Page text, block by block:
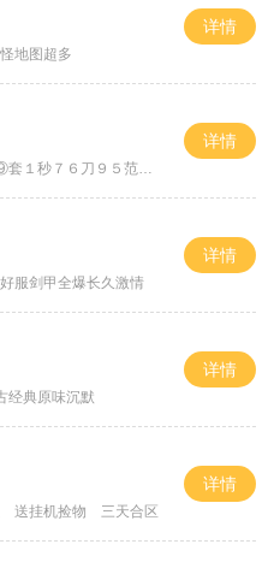
地图超多
详情
秒７６刀９５范围捡
详情
服剑甲全爆长久激情
详情
经典原味沉默
详情
送挂机捡物 三天合区
详情